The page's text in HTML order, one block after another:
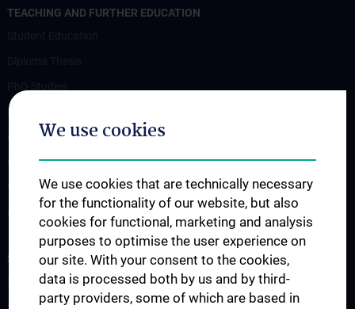
TEACHING AND FURTHER EDUCATION
Clinical Traineeship
Clinical Internship - KPJ Tertial „B“ and „C“
Observership
Visiting Professor
Contact, directions and location
SCIENCE AND RESEARCH
Scientific Working Groups
We use cookies
We use cookies that are technically necessary
for the functionality of our website, but also
cookies for functional, marketing and analysis
purposes to optimise the user experience on
our site. With your consent to the cookies,
data is processed both by us and by third-
party providers, some of which are based in